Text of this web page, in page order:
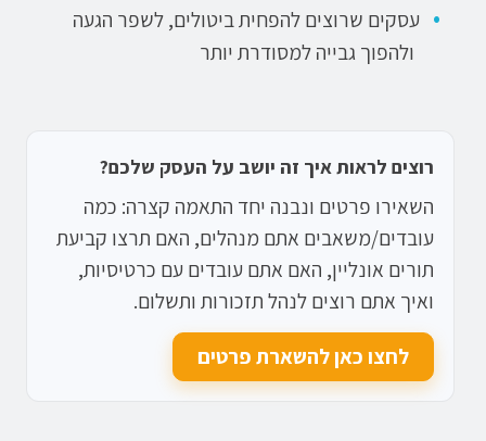
עסקים שרוצים להפחית ביטולים, לשפר הגעה
ולהפוך גבייה למסודרת יותר
רוצים לראות איך זה יושב על העסק שלכם?
השאירו פרטים ונבנה יחד התאמה קצרה: כמה
עובדים/משאבים אתם מנהלים, האם תרצו קביעת
תורים אונליין, האם אתם עובדים עם כרטיסיות,
ואיך אתם רוצים לנהל תזכורות ותשלום.
לחצו כאן להשארת פרטים